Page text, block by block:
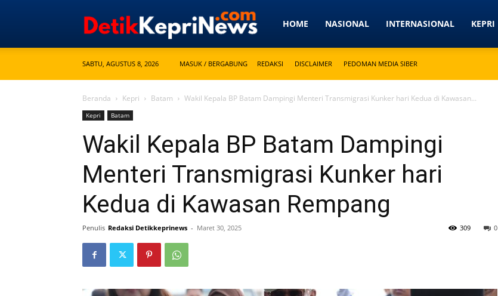
Detikkeprinews.com
HOME NASIONAL INTERNASIONAL KEPRI
SABTU, AGUSTUS 8, 2026 MASUK / BERGABUNG REDAKSI DISCLAIMER PEDOMAN MEDIA SIBER
Beranda Kepri Batam Wakil Kepala BP Batam Dampingi Menteri Transmigrasi Kunker hari Kedua di Kawasan...
Kepri Batam
Wakil Kepala BP Batam Dampingi
Menteri Transmigrasi Kunker hari
Kedua di Kawasan Rempang
Penulis Redaksi Detikkeprinews - Maret 30, 2025 0
309